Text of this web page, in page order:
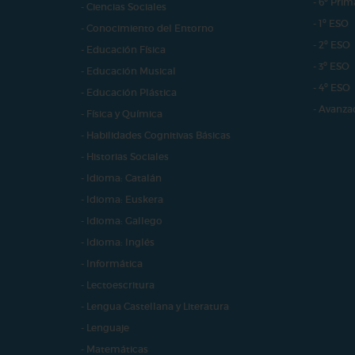
- Ciencias Sociales
- Conocimiento del Entorno
- Educación Física
- Educación Musical
- Educación Plástica
- Física y Química
- Habilidades Cognitivas Básicas
- Historias Sociales
- Idioma: Catalán
- Idioma: Euskera
- Idioma: Gallego
- Idioma: Inglés
- Informática
- Lectoescritura
- Lengua Castellana y Literatura
- Lenguaje
- Matemáticas
- 1º ESO
- 2º ESO
- 3º ESO
- 4º ESO
-